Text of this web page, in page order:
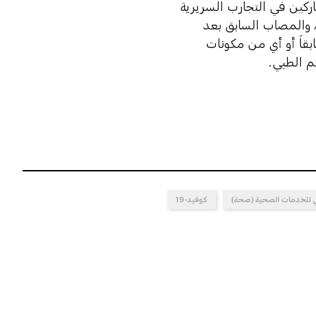
الأشخاص المصابين بفيروس كوفيد -19، والمشاركين في التجارب السريرية
والمصاب السابق بعد
أو أي من مكونات
الطبي.
للخدمات الصحية (صحة) كوفيد-19